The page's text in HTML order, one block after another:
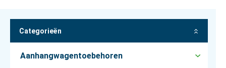
Categorieën
Aanhangwagentoebehoren